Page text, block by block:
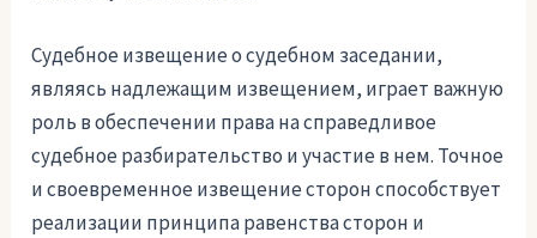
Судебное извещение о судебном заседании,
являясь надлежащим извещением, играет важную
роль в обеспечении права на справедливое
судебное разбирательство и участие в нем. Точное
и своевременное извещение сторон способствует
реализации принципа равенства сторон и